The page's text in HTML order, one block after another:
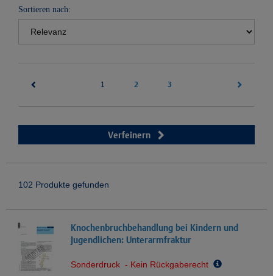
Sortieren nach:
1 2 3
Verfeinern
102 Produkte gefunden
Knochenbruchbehandlung bei Kindern und
Jugendlichen: Unterarmfraktur
Sonderdruck - Kein Rückgaberecht